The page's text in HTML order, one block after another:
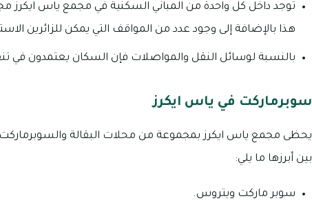
توجد داخل كل واحدة من المباني السكنية في مجمع ياس
هذا بالإضافة إلى وجود عدد من المواقف التي يمكن للزائرين
بالنسبة لوسائل النقل والمواصلات فإن السكان يعتمدون في
سوبرماركت في ياس ايكرز
بين أبرزها ما يلي:
سوبر ماركت ويتروس.